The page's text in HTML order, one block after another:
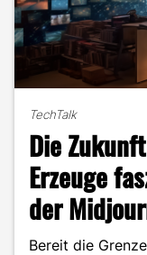
TechTalk
Die
Erzeuge
der
Bereit die